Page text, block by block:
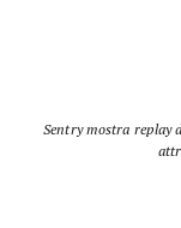
Sentry mostra replay